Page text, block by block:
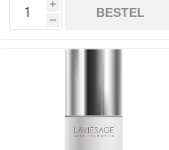
i
h
BESTEL